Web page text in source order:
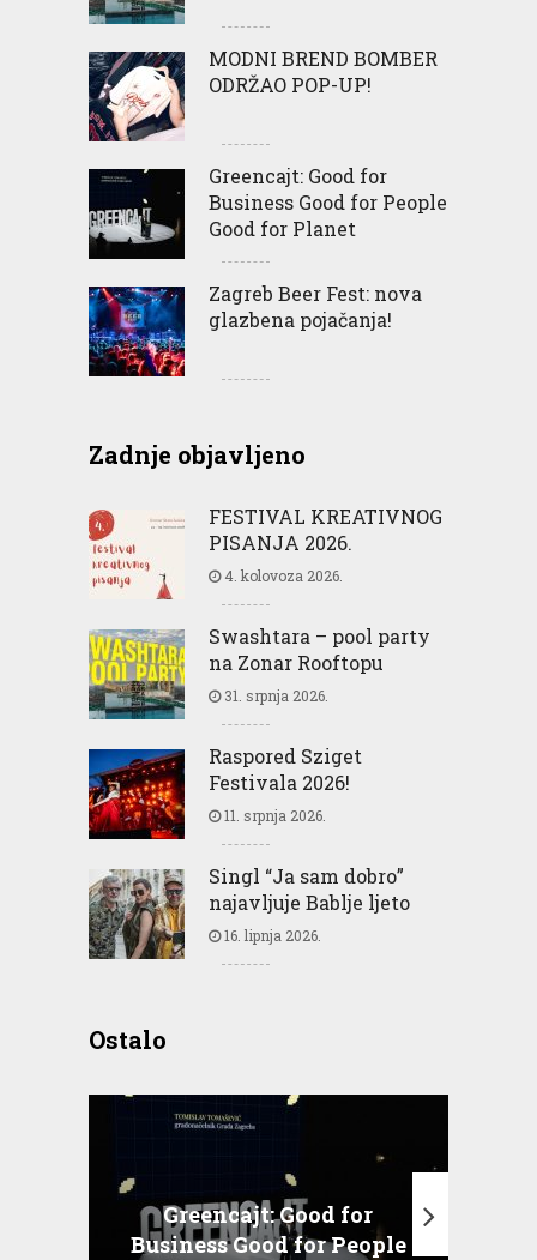
MODNI BREND BOMBER
ODRŽAO POP-UP!
Greencajt: Good for
Business Good for People
Good for Planet
Zagreb Beer Fest: nova
glazbena pojačanja!
Zadnje objavljeno
FESTIVAL KREATIVNOG
PISANJA 2026.
4. kolovoza 2026.
Swashtara – pool party
na Zonar Rooftopu
31. srpnja 2026.
Raspored Sziget
Festivala 2026!
11. srpnja 2026.
Singl “Ja sam dobro”
najavljuje Bablje ljeto
16. lipnja 2026.
Ostalo
Greencajt: Good for
Business Good for People